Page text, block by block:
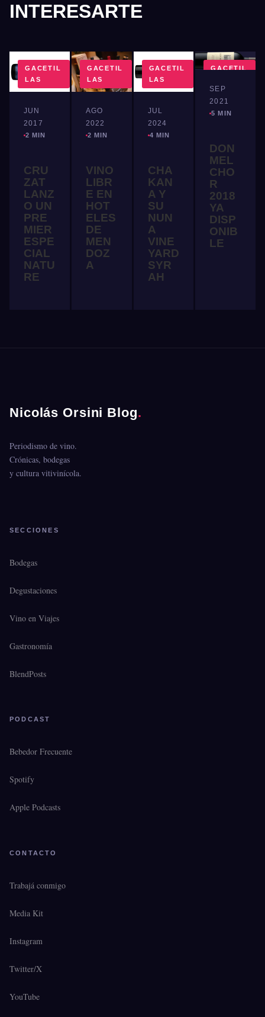
INTERESARTE
GACETIL
LAS
JUN
2017
2 MIN
CRU
ZAT
LANZ
O UN
PRE
MIER
ESPE
CIAL
NATU
RE
GACETIL
LAS
AGO
2022
2 MIN
VINO
LIBR
E EN
HOT
ELES
DE
MEN
DOZ
A
GACETIL
LAS
JUL
2024
4 MIN
CHA
KAN
A Y
SU
NUN
A
VINE
YARD
SYR
AH
GACETIL
SEP
2021
5 MIN
DON
MEL
CHO
R
2018
YA
DISP
ONIB
LE
Nicolás Orsini Blog.
Periodismo de vino.
Crónicas, bodegas
y cultura vitivinícola.
SECCIONES
Bodegas
Degustaciones
Vino en Viajes
Gastronomía
BlendPosts
PODCAST
Bebedor Frecuente
Spotify
Apple Podcasts
CONTACTO
Trabajá conmigo
Media Kit
Instagram
Twitter/X
YouTube